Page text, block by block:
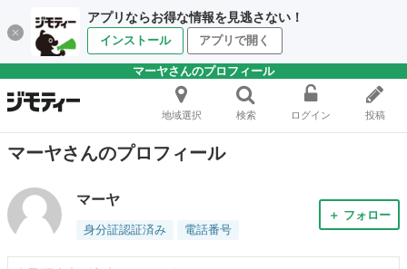
アプリならお得な情報を見逃さない！
インストール アプリで開く
マーヤさんのプロフィール
地域選択 検索 ログイン 投稿
マーヤさんのプロフィール
マーヤ
身分証認証済み 電話番号
＋ フォロー